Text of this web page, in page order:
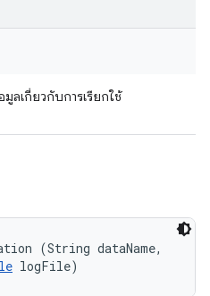
มูลเกี่ยวกับการเรียกใช้
(String dataName,
logFile)